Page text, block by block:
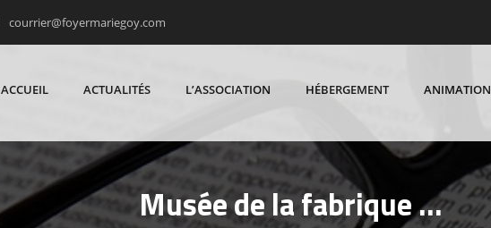
courrier@foyermariegoy.com
ACCUEIL ACTUALITÉS L’ASSOCIATION HÉBERGEMENT ANIMATION
Musée de la fabrique …